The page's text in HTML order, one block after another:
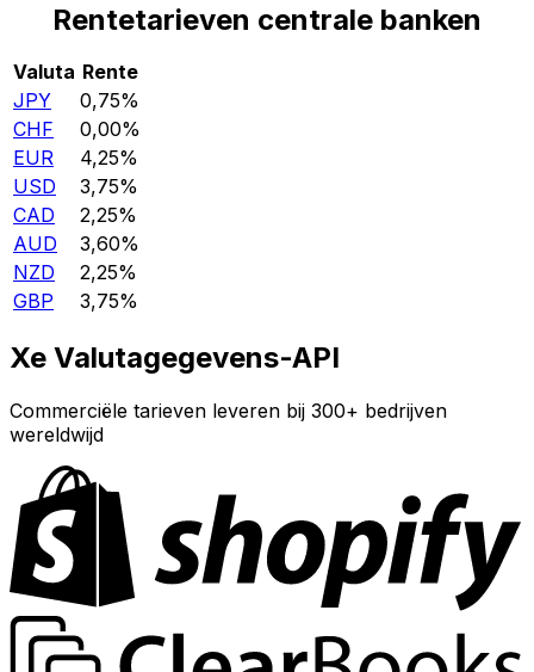
Rentetarieven centrale banken
Valuta Rente
JPY
0,75%
CHF
0,00%
EUR
4,25%
USD
3,75%
CAD
2,25%
AUD
3,60%
NZD
2,25%
GBP
3,75%
Xe Valutagegevens-API
Commerciële tarieven leveren bij 300+ bedrijven
wereldwijd